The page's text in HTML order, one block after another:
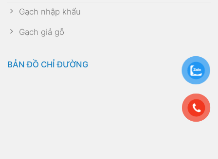
Gạch nhập khẩu
Gạch giả gỗ
BẢN ĐỒ CHỈ ĐƯỜNG